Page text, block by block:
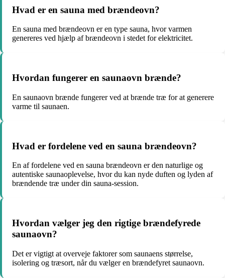
Hvad er en sauna med brændeovn?
En sauna med brændeovn er en type sauna, hvor varmen
genereres ved hjælp af brændeovn i stedet for elektricitet.
Hvordan fungerer en saunaovn brænde?
En saunaovn brænde fungerer ved at brænde træ for at generere
varme til saunaen.
Hvad er fordelene ved en sauna brændeovn?
En af fordelene ved en sauna brændeovn er den naturlige og
autentiske saunaoplevelse, hvor du kan nyde duften og lyden af
brændende træ under din sauna-session.
Hvordan vælger jeg den rigtige brændefyrede
saunaovn?
Det er vigtigt at overveje faktorer som saunaens størrelse,
isolering og træsort, når du vælger en brændefyret saunaovn.